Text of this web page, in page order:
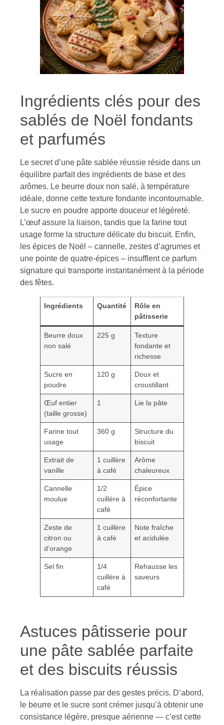
Ingrédients clés pour des
sablés de Noël fondants
et parfumés
Le secret d’une pâte sablée réussie réside dans un
équilibre parfait des ingrédients de base et des
arômes. Le beurre doux non salé, à température
idéale, donne cette texture fondante incontournable.
Le sucre en poudre apporte douceur et légèreté.
L’œuf assure la liaison, tandis que la farine tout
usage forme la structure délicate du biscuit. Enfin,
les épices de Noël – cannelle, zestes d’agrumes et
une pointe de quatre-épices – insufflent ce parfum
signature qui transporte instantanément à la période
des fêtes.
Ingrédients Quantité
Rôle en
pâtisserie
Beurre doux
non salé
225 g
Texture
fondante et
richesse
Sucre en
poudre
120 g
Doux et
croustillant
Œuf entier
(taille grosse)
1 Lie la pâte
Farine tout
usage
360 g
Structure du
biscuit
Extrait de
vanille
1 cuillère
à café
Arôme
chaleureux
Cannelle
moulue
1/2
cuillère à
café
Épice
réconfortante
Zeste de
citron ou
d’orange
1 cuillère
à café
Note fraîche
et acidulée
Sel fin
1/4
cuillère à
café
Rehausse les
saveurs
Astuces pâtisserie pour
une pâte sablée parfaite
et des biscuits réussis
La réalisation passe par des gestes précis. D’abord,
le beurre et le sucre sont crémer jusqu’à obtenir une
consistance légère, presque aérienne — c’est cette